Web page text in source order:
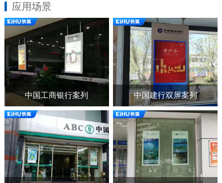
应用场景
中国工商银行案列 中国建行双屏案列